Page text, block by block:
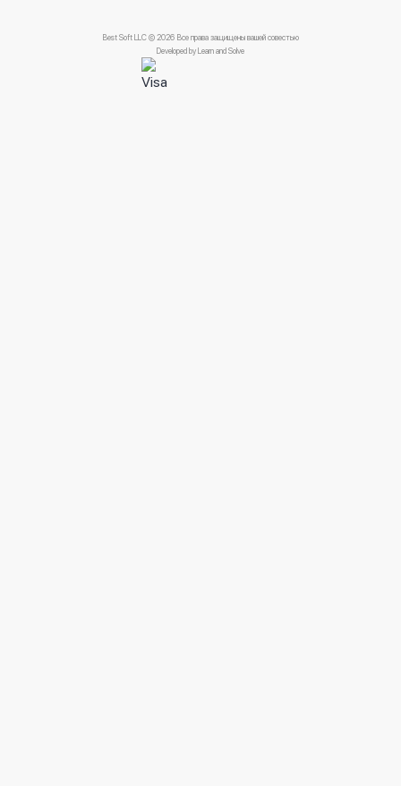
Best Soft LLC © 2026 Все права защищены вашей совестью
Developed byLearn and Solve